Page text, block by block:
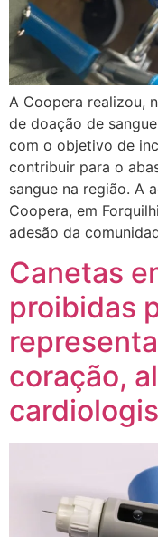
A Coopera realizou,
de doação de
com o objetivo de
contribuir para o
sangue na região. A
Coopera, em
adesão da
Canetas
proibidas
coração,